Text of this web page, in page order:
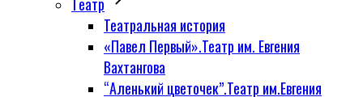
Театральная история
«Павел Первый».Театр им. Евгения
Вахтангова
“Аленький цветочек”.Театр им.Евгения